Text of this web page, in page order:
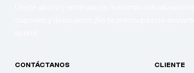
CONTÁCTANOS CLIENTE